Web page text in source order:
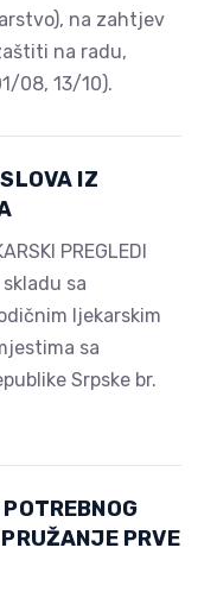
na zahtjev
na radu,
08, 13/10).
IZ
PREGLEDI
sa
ljekarskim
sa
Srpske br.
PRVE